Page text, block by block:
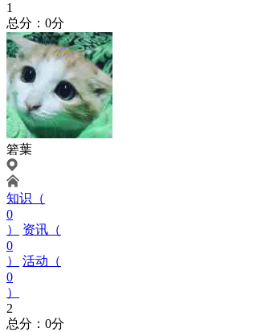
1
总分：0分
箬葉
知识（
0
）
资讯（
0
）
活动（
0
）
2
总分：0分